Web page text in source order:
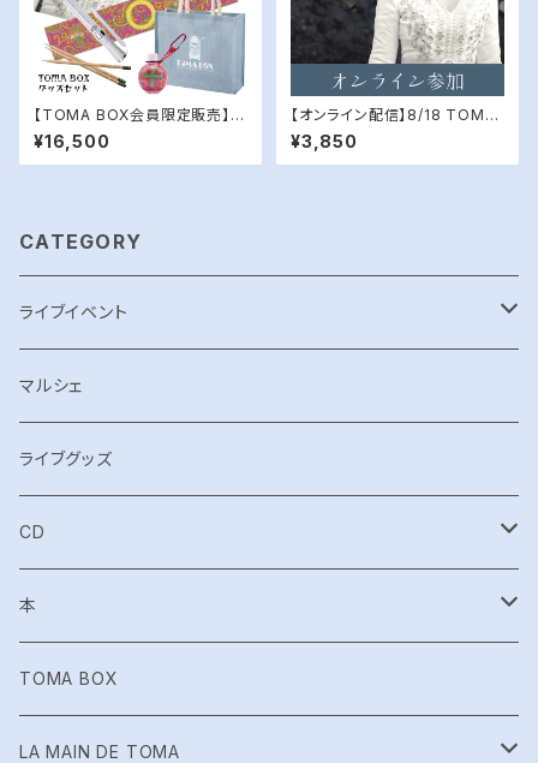
【TOMA BOX会員限定販売】T
OMA BOX グッズセット
¥16,500
【オンライン配信】8/18 TOMA
LIVE 2026「WHITEBURN」3
¥3,850
CATEGORY
ライブイベント
WHITEBURN
TOMA Acoustic Live
EMERALD TABLET LIVE
神言 -kamigoto-
カミムスヒ
Try.Norn
マルシェ
ライブグッズ
CD
Shinshoku
超次元トリッパー☆イシュタール
EmeraldTablet
本
月刊とおま
絵本
TOMA BOX
LA MAIN DE TOMA